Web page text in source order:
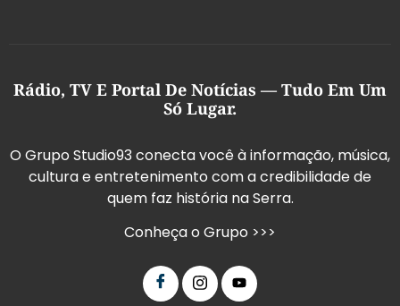
Rádio, TV E Portal De Notícias — Tudo Em Um
Só Lugar.
O Grupo Studio93 conecta você à informação, música,
cultura e entretenimento com a credibilidade de
quem faz história na Serra.
Conheça o Grupo >>>